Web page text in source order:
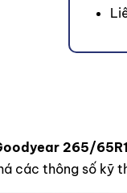
265/
các thông số kỹ